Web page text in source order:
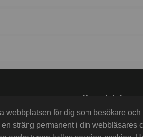
webbplatsen för dig som besökare
sträng permanent i din
EÅ Data AB
Kanalvägen 17
183 38 Täby